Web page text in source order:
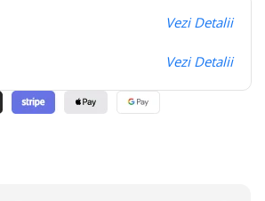
Vezi Detalii
Vezi Detalii